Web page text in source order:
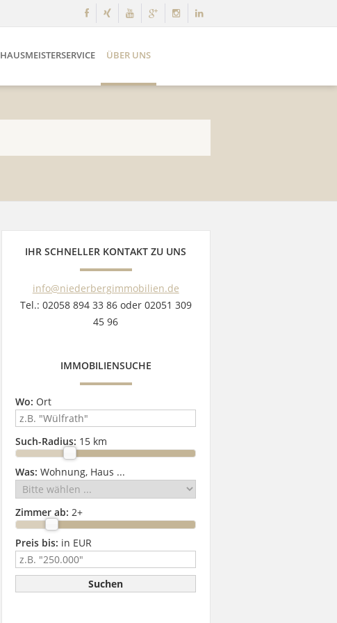
HAUSMEISTERSERVICE ÜBER UNS
IHR SCHNELLER KONTAKT ZU UNS
info@niederbergimmobilien.de
Tel.: 02058 894 33 86 oder 02051 309
45 96
IMMOBILIENSUCHE
Wo: Ort
Such-Radius: 15 km
Was: Wohnung, Haus ...
Zimmer ab: 2+
Preis bis: in EUR